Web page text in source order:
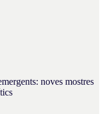
noves mostres